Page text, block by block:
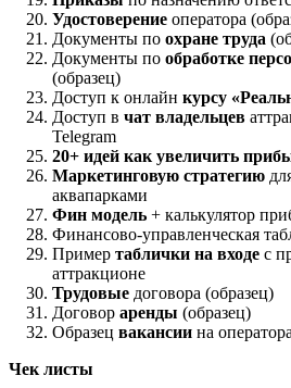
Удостоверение оператора
Документы по охране труда
Документы по обработке
(образец)
Доступ к онлайн курсу
Доступ в чат владельцев
Telegram
20+ идей как увеличить
Маркетинговую стратегию
аквапарками
Фин модель + калькулятор
Финансово-управленческая
Пример таблички на входе с
аттракционе
Трудовые договора (образец)
Договор аренды (образец)
Образец вакансии на оператора
Чек листы